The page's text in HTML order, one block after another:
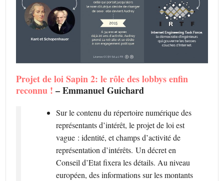
Projet de loi Sapin 2: le rôle des lobbys enfin
reconnu !– Emmanuel Guichard
Sur le contenu du répertoire numérique des
représentants d’intérêt, le projet de loi est
vague : identité, et champs d’activité de
représentation d’intérêts. Un décret en
Conseil d’Etat fixera les détails. Au niveau
européen, des informations sur les montants